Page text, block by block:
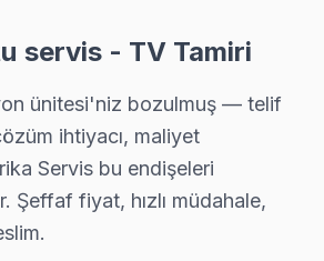
servis - TV Tamiri
ünitesi'niz bozulmuş — telif
ihtiyacı, maliyet
Servis bu endişeleri
Şeffaf fiyat, hızlı müdahale,